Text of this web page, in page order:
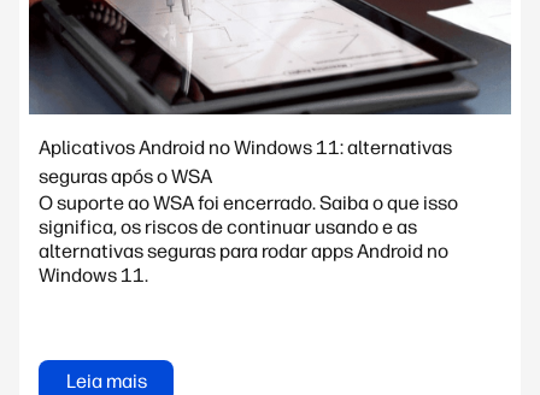
Aplicativos Android no Windows 11: alternativas
seguras após o WSA
O suporte ao WSA foi encerrado. Saiba o que isso
significa, os riscos de continuar usando e as
alternativas seguras para rodar apps Android no
Windows 11.
Leia mais